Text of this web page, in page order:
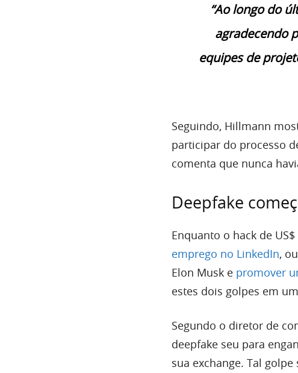
“Ao longo do
agradecendo
equipes de
Seguindo, Hillmann
participar do processo
comenta que nunca
Deepfake
Enquanto o hack de
emprego no LinkedIn,
Elon Musk e promover
estes dois golpes em
Segundo o diretor de
deepfake seu para
sua exchange. Tal